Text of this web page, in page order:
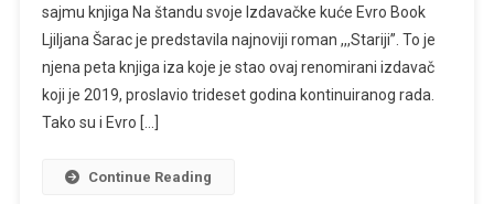
sajmu knjiga Na štandu svoje Izdavačke kuće Evro Book
Ljiljana Šarac je predstavila najnoviji roman ,,,Stariji”. To je
njena peta knjiga iza koje je stao ovaj renomirani izdavač
koji je 2019, proslavio trideset godina kontinuiranog rada.
Tako su i Evro […]
Continue Reading